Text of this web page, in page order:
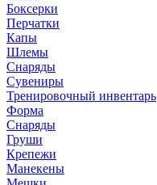
Боксерки
Перчатки
Капы
Шлемы
Снаряды
Сувениры
Тренировочный инвентарь
Форма
Снаряды
Груши
Крепежи
Манекены